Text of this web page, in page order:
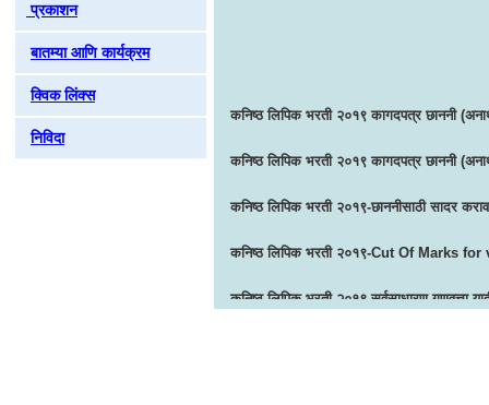
प्रकाशन
बातम्या आणि कार्यक्रम
क्विक लिंक्स
निविदा